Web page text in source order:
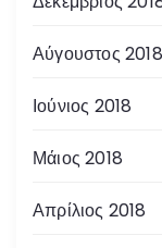
Αύγουστος 2018
Ιούνιος 2018
Μάιος 2018
Απρίλιος 2018